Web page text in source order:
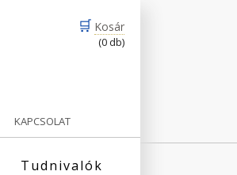
🛒 Kosár
(0 db)
KAPCSOLAT
Tudnivalók